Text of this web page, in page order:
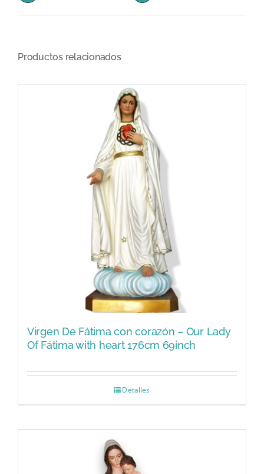
Productos relacionados
Virgen De Fátima con corazón – Our Lady
Of Fátima with heart 176cm 69inch
Detalles